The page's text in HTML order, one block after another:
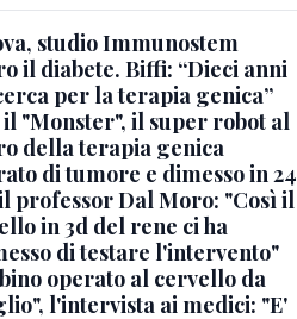
studio Immunostem
il diabete. Biffi: “Dieci anni
per la terapia genica”
il "Monster", il super robot al
della terapia genica
di tumore e dimesso in 24
professor Dal Moro: "Così il
in 3d del rene ci ha
di testare l'intervento"
operato al cervello da
l'intervista ai medici: "E'